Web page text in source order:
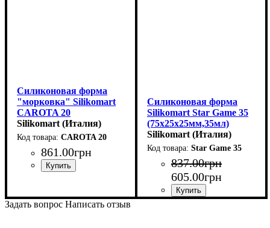
Силиконовая форма
"морковка" Silikomart
CAROTA 20
(78x23мм,h23мм,20мл)
Silikomart (Италия)
CAROTA 20
861.00грн
Силиконовая форма
Silikomart Star Game 35
(75x25x25мм,35мл)
Silikomart (Италия)
Star Game 35
837.00грн
605.00грн
Задать вопрос Написать отзыв